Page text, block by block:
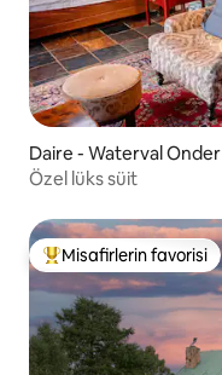
Daire - Waterval Onder
Özel lüks süit
Misafirlerin
Misafirlerin favorisi